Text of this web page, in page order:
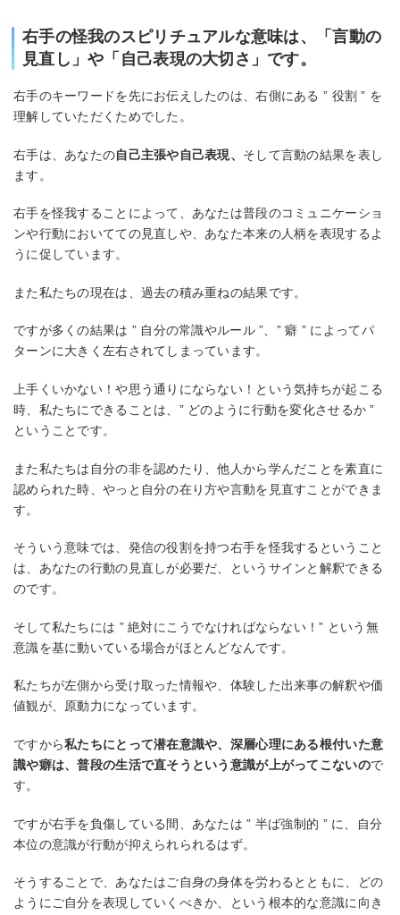
右手の怪我のスピリチュアルな意味は、「言動の
見直し」や「自己表現の大切さ」です。
右手のキーワードを先にお伝えしたのは、右側にある ” 役割 ” を
理解していただくためでした。
右手は、あなたの自己主張や自己表現、 そして言動の結果を表し
ます。
右手を怪我することによって、あなたは普段のコミュニケーショ
ンや行動においてての見直しや、あなた本来の人柄を表現するよ
うに促しています。
また私たちの現在は、過去の積み重ねの結果です。
ですが多くの結果は ” 自分の常識やルール ”、” 癖 ” によってパ
ターンに大きく左右されてしまっています。
上手くいかない！や思う通りにならない！という気持ちが起こる
時、私たちにできることは、” どのように行動を変化させるか ”
ということです。
また私たちは自分の非を認めたり、他人から学んだことを素直に
認められた時、やっと自分の在り方や言動を見直すことができま
す。
そういう意味では、発信の役割を持つ右手を怪我するということ
は、あなたの行動の見直しが必要だ、というサインと解釈できる
のです。
そして私たちには ” 絶対にこうでなければならない！” という無
意識を基に動いている場合がほとんどなんです。
私たちが左側から受け取った情報や、体験した出来事の解釈や価
値観が、原動力になっています。
ですから私たちにとって潜在意識や、深層心理にある根付いた意
識や癖は、普段の生活で直そうという意識が上がってこないので
す。
ですが右手を負傷している間、あなたは ” 半ば強制的 ” に、自分
本位の意識が行動が抑えられられるはず。
そうすることで、あなたはご自身の身体を労わるとともに、どの
ようにご自分を表現していくべきか、という根本的な意識に向き